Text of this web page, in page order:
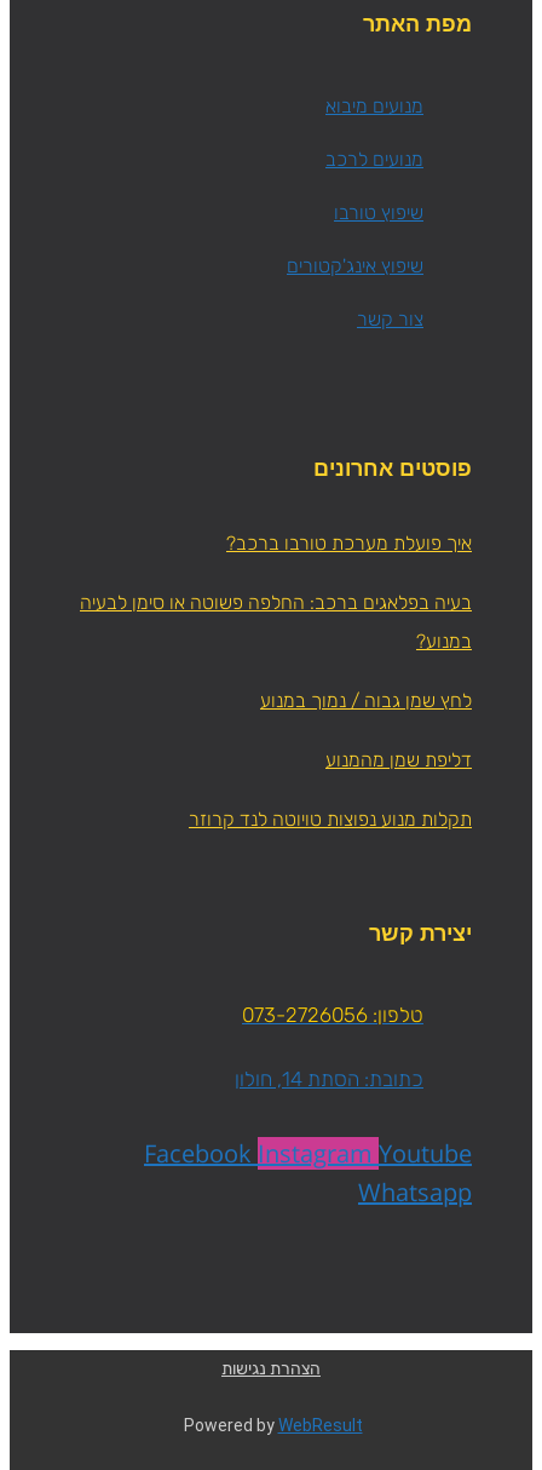
מפת האתר
מנועים מיבוא
מנועים לרכב
שיפוץ טורבו
שיפוץ אינג'קטורים
צור קשר
פוסטים אחרונים
איך פועלת מערכת טורבו ברכב?
בעיה בפלאגים ברכב: החלפה פשוטה או סימן לבעיה
במנוע?
לחץ שמן גבוה / נמוך במנוע
דליפת שמן מהמנוע
תקלות מנוע נפוצות טויוטה לנד קרוזר
יצירת קשר
טלפון: 073-2726056
כתובת: הסתת 14, חולון
Facebook Instagram Youtube
Whatsapp
הצהרת נגישות
Powered byWebResult